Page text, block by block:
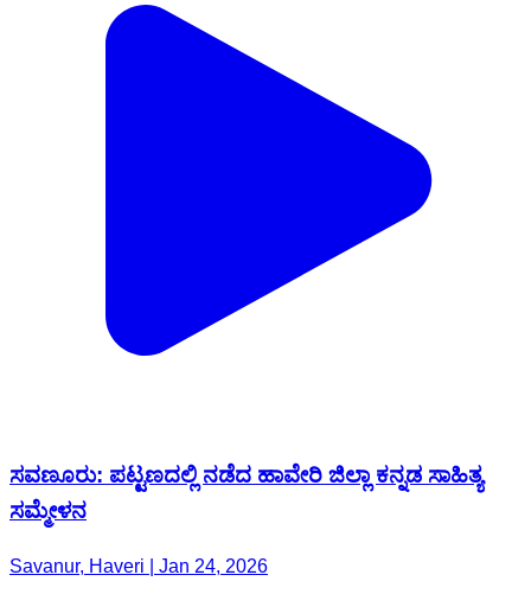
ಸವಣೂರು: ಪಟ್ಟಣದಲ್ಲಿ ನಡೆದ ಹಾವೇರಿ ಜಿಲ್ಲಾ ಕನ್ನಡ ಸಾಹಿತ್ಯ
ಸಮ್ಮೇಳನ
Savanur, Haveri | Jan 24, 2026